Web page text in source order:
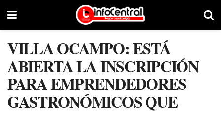
VILLA OCAMPO: ESTÁ
ABIERTA LA INSCRIPCIÓN
PARA EMPRENDEDORES
GASTRONÓMICOS QUE